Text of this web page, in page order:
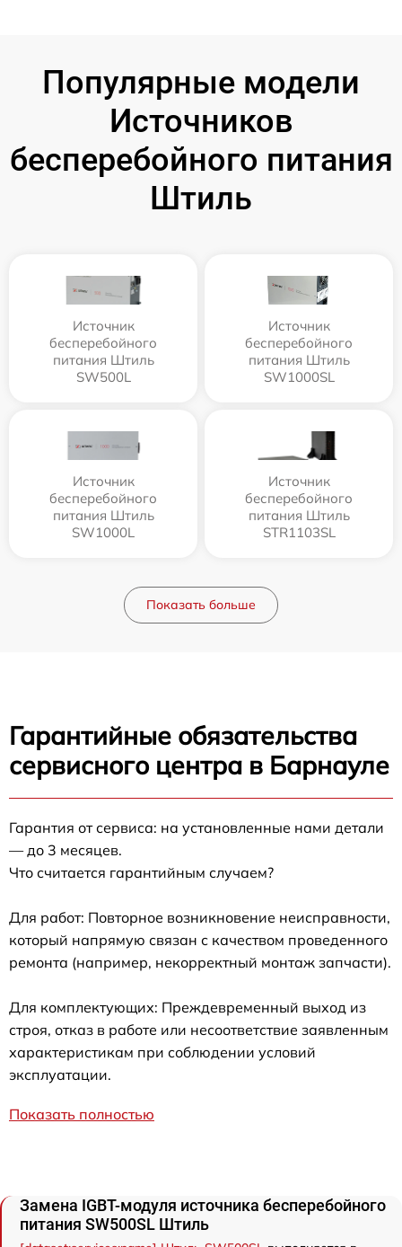
Популярные модели
Источников
бесперебойного питания
Штиль
Источник
бесперебойного
питания Штиль
SW500L
Источник
бесперебойного
питания Штиль
SW1000SL
Источник
бесперебойного
питания Штиль
SW1000L
Источник
бесперебойного
питания Штиль
STR1103SL
Показать больше
Гарантийные обязательства
сервисного центра в Барнауле
Гарантия от сервиса: на установленные нами детали
— до 3 месяцев.
Что считается гарантийным случаем?
Для работ: Повторное возникновение неисправности,
который напрямую связан с качеством проведенного
ремонта (например, некорректный монтаж запчасти).
Для комплектующих: Преждевременный выход из
строя, отказ в работе или несоответствие заявленным
характеристикам при соблюдении условий
эксплуатации.
Показать полностью
Замена IGBT-модуля источника бесперебойного
питания SW500SL Штиль